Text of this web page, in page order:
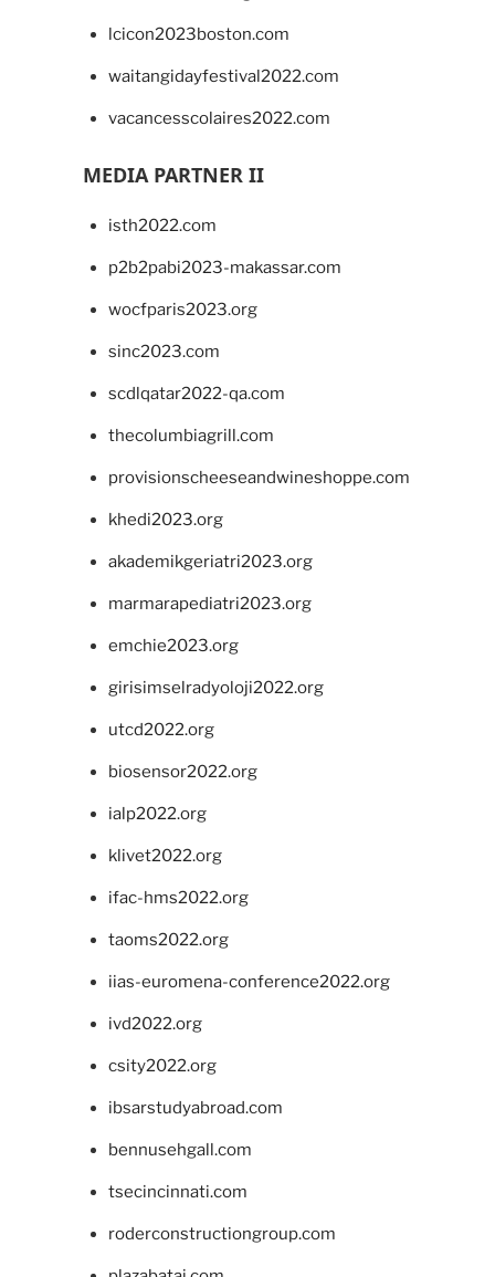
lcicon2023boston.com
waitangidayfestival2022.com
vacancesscolaires2022.com
MEDIA PARTNER II
isth2022.com
p2b2pabi2023-makassar.com
wocfparis2023.org
sinc2023.com
scdlqatar2022-qa.com
thecolumbiagrill.com
provisionscheeseandwineshoppe.com
khedi2023.org
akademikgeriatri2023.org
marmarapediatri2023.org
emchie2023.org
girisimselradyoloji2022.org
utcd2022.org
biosensor2022.org
ialp2022.org
klivet2022.org
ifac-hms2022.org
taoms2022.org
iias-euromena-conference2022.org
ivd2022.org
csity2022.org
ibsarstudyabroad.com
bennusehgall.com
tsecincinnati.com
roderconstructiongroup.com